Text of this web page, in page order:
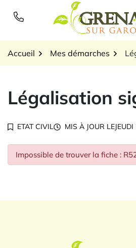
Logo
Accueil Mes démarches
Légalisation
ETAT CIVIL MIS À JOUR LE
Impossible de trouver la fiche :